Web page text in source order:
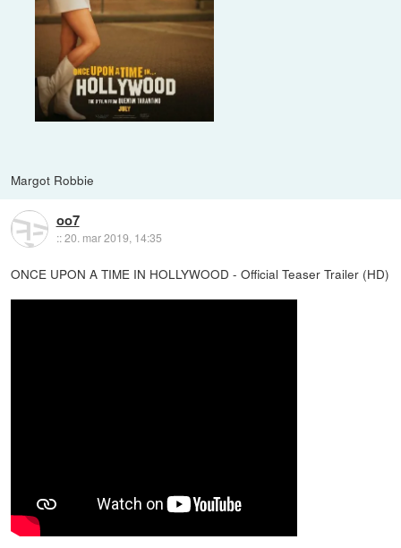
Margot Robbie
oo7
::20. mar 2019, 14:35
ONCE UPON A TIME IN HOLLYWOOD - Official Teaser Trailer (HD)